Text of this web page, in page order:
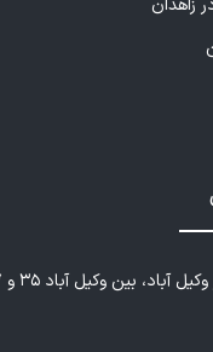
با تلفیق دانش تخصصی
است راه‌حل‌هایی
و دانش‌آموزان ارائه
زاهدان
آباد، بین وکیل آباد ۳۵ و ۳۷